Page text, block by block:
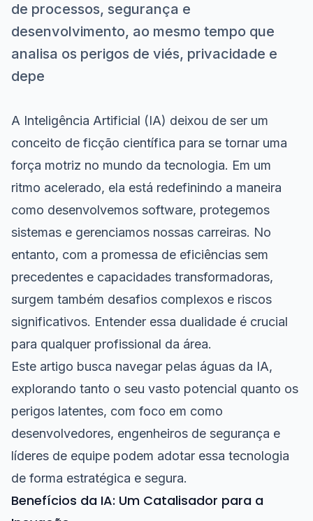
de processos, segurança e
desenvolvimento, ao mesmo tempo que
analisa os perigos de viés, privacidade e
depe
A Inteligência Artificial (IA) deixou de ser um
conceito de ficção científica para se tornar uma
força motriz no mundo da tecnologia. Em um
ritmo acelerado, ela está redefinindo a maneira
como desenvolvemos software, protegemos
sistemas e gerenciamos nossas carreiras. No
entanto, com a promessa de eficiências sem
precedentes e capacidades transformadoras,
surgem também desafios complexos e riscos
significativos. Entender essa dualidade é crucial
para qualquer profissional da área.
Este artigo busca navegar pelas águas da IA,
explorando tanto o seu vasto potencial quanto os
perigos latentes, com foco em como
desenvolvedores, engenheiros de segurança e
líderes de equipe podem adotar essa tecnologia
de forma estratégica e segura.
Benefícios da IA: Um Catalisador para a